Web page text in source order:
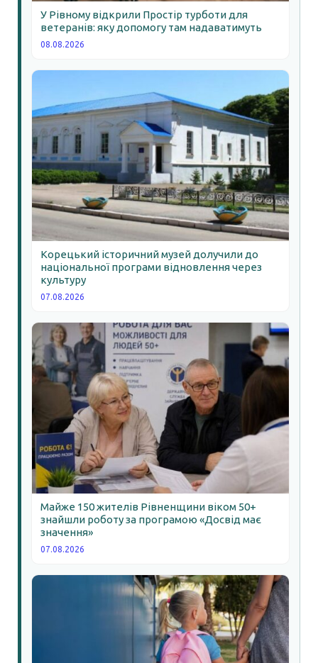
У Рівному відкрили Простір турботи для
ветеранів: яку допомогу там надаватимуть
08.08.2026
Корецький історичний музей долучили до
національної програми відновлення через
культуру
07.08.2026
Майже 150 жителів Рівненщини віком 50+
знайшли роботу за програмою «Досвід має
значення»
07.08.2026